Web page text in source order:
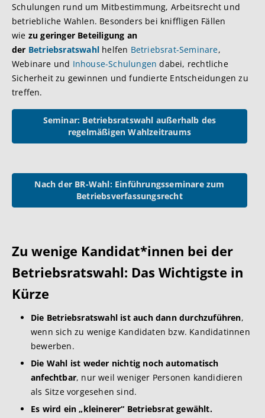
Schulungen rund um Mitbestimmung, Arbeitsrecht und
betriebliche Wahlen. Besonders bei kniffligen Fällen
wie zu geringer Beteiligung an
der Betriebsratswahl helfen Betriebsrat-Seminare,
Webinare und Inhouse-Schulungen dabei, rechtliche
Sicherheit zu gewinnen und fundierte Entscheidungen zu
treffen.
Seminar: Betriebsratswahl außerhalb des
regelmäßigen Wahlzeitraums
Nach der BR-Wahl: Einführungsseminare zum
Betriebsverfassungsrecht
Zu wenige Kandidat*innen bei der
Betriebsratswahl: Das Wichtigste in
Kürze
Die Betriebsratswahl ist auch dann durchzuführen,
wenn sich zu wenige Kandidaten bzw. Kandidatinnen
bewerben.
Die Wahl ist weder nichtig noch automatisch
anfechtbar, nur weil weniger Personen kandidieren
als Sitze vorgesehen sind.
Es wird ein „kleinerer“ Betriebsrat gewählt.